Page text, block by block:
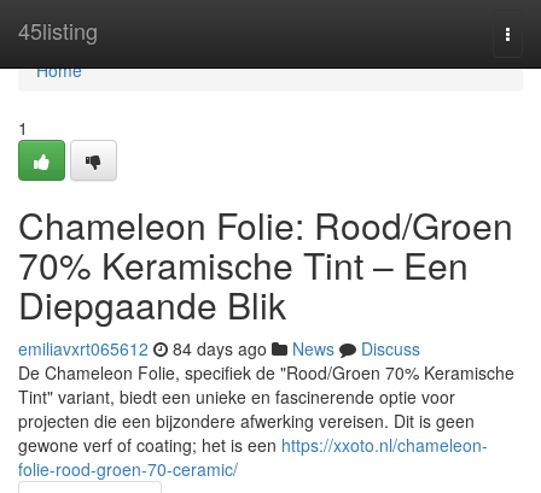
45listing
Home
Home
1
Chameleon Folie: Rood/Groen
70% Keramische Tint – Een
Diepgaande Blik
emiliavxrt065612 84 days ago News
Discuss
De Chameleon Folie, specifiek de "Rood/Groen 70% Keramische
Tint" variant, biedt een unieke en fascinerende optie voor
projecten die een bijzondere afwerking vereisen. Dit is geen
gewone verf of coating; het is een https://xxoto.nl/chameleon-
folie-rood-groen-70-ceramic/